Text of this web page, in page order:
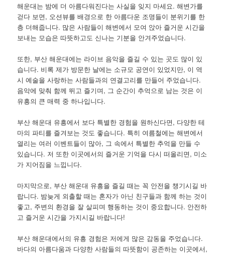
해운대는 밤에 더 아름다워진다는 사실을 잊지 마세요. 해변가를
걷다 보면, 오션뷰를 배경으로 한 아름다운 조명들이 분위기를 한
층 더해줍니다. 많은 사람들이 해변에서 모여 앉아 즐거운 시간을
보내는 모습은 따뜻하고도 신나는 기분을 안겨주었습니다.
또한, 부산 해운대에는 라이브 음악을 즐길 수 있는 곳도 많이 있
습니다. 비록 제가 방문한 날에는 소규모 공연이 있었지만, 이 역
시 예술을 사랑하는 사람들과의 연결고리를 만들어 주었습니다.
음악에 맞춰 함께 뛰고 즐기며, 그 순간이 추억으로 남는 것은 이
유흥의 큰 매력 중 하나입니다.
부산 해운대 유흥에서 보다 특별한 경험을 원하신다면, 다양한 테
마의 파티를 즐겨보는 것도 좋습니다. 특히 여름철에는 해변에서
열리는 여러 이벤트들이 많아, 그 속에서 특별한 추억을 만들 수
있습니다. 저 또한 이곳에서의 즐거운 기억을 다시 떠올리면, 미소
가 지어짐을 느낍니다.
마지막으로, 부산 해운대 유흥을 즐길 때는 꼭 안전을 챙기시길 바
랍니다. 밤늦게 외출할 때는 혼자가 아닌 친구들과 함께 하는 것이
좋고, 주변의 환경을 잘 살피며 행동하는 것이 중요합니다. 안전하
고 즐거운 시간을 가지시길 바랍니다!
부산 해운대에서의 유흥 경험은 저에게 많은 감동을 주었습니다.
바다의 아름다움과 다양한 사람들의 따뜻함이 공존하는 이곳에서,